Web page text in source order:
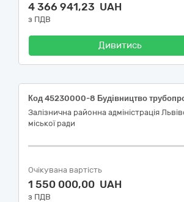
4 366 941,23 UAH
з ПДВ
Дивитись
Залізнична районна адміністрація
міської ради
Очікувана вартість
1 550 000,00 UAH
з ПДВ